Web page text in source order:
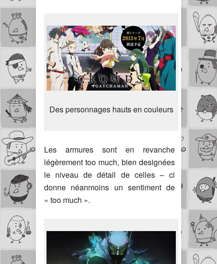
Des personnages hauts en couleurs
Les armures sont en revanche
légèrement too much, bien designées
le niveau de détail de celles – ci
donne néanmoins un sentiment de
« too much ».